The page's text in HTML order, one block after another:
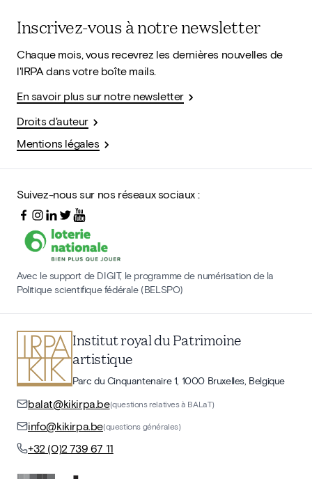
Inscrivez-vous à notre newsletter
Chaque mois, vous recevrez les dernières nouvelles de
l'IRPA dans votre boîte mails.
En savoir plus sur notre newsletter
Droits d'auteur
Mentions légales
Suivez-nous sur nos réseaux sociaux :
Avec le support de DIGIT, le programme de numérisation de la
Politique scientifique fédérale (BELSPO)
Institut royal du Patrimoine
artistique
Parc du Cinquantenaire 1, 1000 Bruxelles, Belgique
balat@kikirpa.be(questions relatives à BALaT)
info@kikirpa.be(questions générales)
+32 (0)2 739 67 11